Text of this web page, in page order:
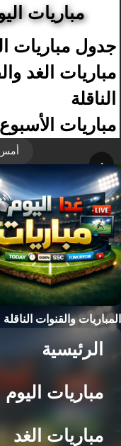
مباريات
جدول مباريات
مباريات الغد
الناقلة
مباريات الأسبوع
›
المباريات والقنوات
الرئيسية
مباريات اليوم
مباريات الغد